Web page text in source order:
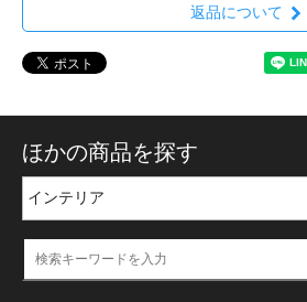
返品について
ほかの商品を探す